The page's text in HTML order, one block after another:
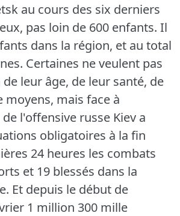
au cours des six derniers
pas loin de 600 enfants. Il
dans la région, et au total
Certaines ne veulent pas
leur âge, de leur santé, de
moyens, mais face à
l'offensive russe Kiev a
obligatoires à la fin
24 heures les combats
et 19 blessés dans la
Et depuis le début de
1 million 300 mille